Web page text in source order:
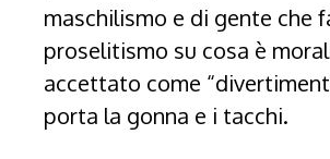
maschilismo e di gente che
proselitismo su cosa è
accettato come
porta la gonna e i tacchi.